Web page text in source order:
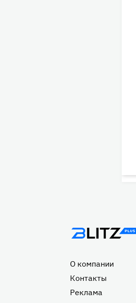
Подвал
О компании
Контакты
Реклама